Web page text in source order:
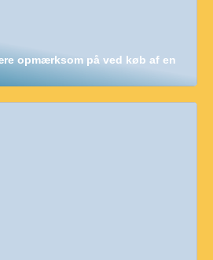
opmærksom på ved køb af en